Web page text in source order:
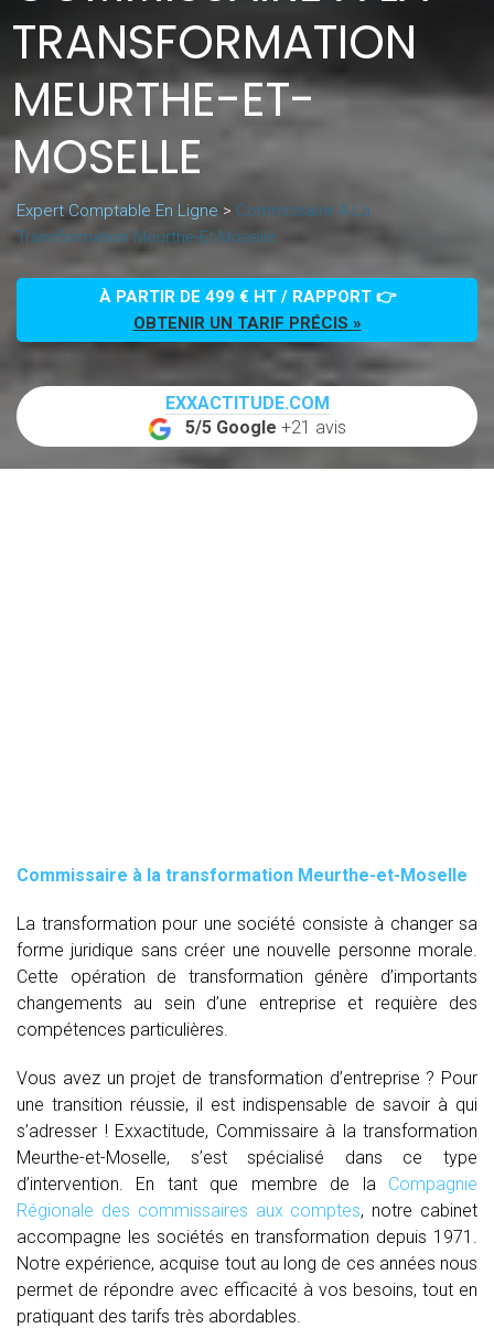
TRANSFORMATION
MEURTHE-ET-
MOSELLE
Expert Comptable En Ligne > Commissaire À La
Transformation Meurthe-Et-Moselle
À PARTIR DE 499 € HT / RAPPORT 👉
OBTENIR UN TARIF PRÉCIS »
EXXACTITUDE.COM
5/5 Google +21 avis
Commissaire à la transformation Meurthe-et-Moselle
La transformation pour une société consiste à changer sa
forme juridique sans créer une nouvelle personne morale.
Cette opération de transformation génère d’importants
changements au sein d’une entreprise et requière des
compétences particulières.
Vous avez un projet de transformation d’entreprise ? Pour
une transition réussie, il est indispensable de savoir à qui
s’adresser ! Exxactitude, Commissaire à la transformation
Meurthe-et-Moselle, s’est spécialisé dans ce type
d’intervention. En tant que membre de la Compagnie
Régionale des commissaires aux comptes, notre cabinet
accompagne les sociétés en transformation depuis 1971.
Notre expérience, acquise tout au long de ces années nous
permet de répondre avec efficacité à vos besoins, tout en
pratiquant des tarifs très abordables.